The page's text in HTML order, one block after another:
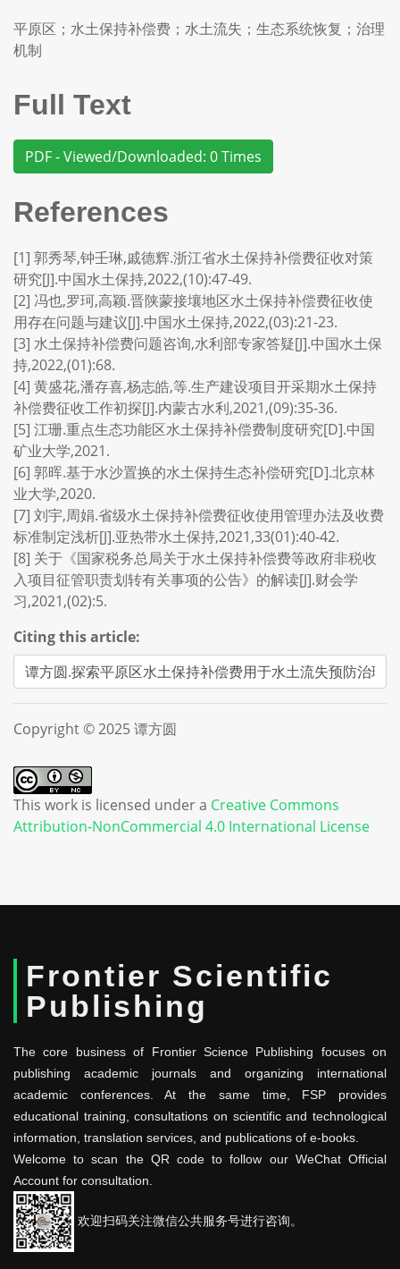
平原区；水土保持补偿费；水土流失；生态系统恢复；治理
机制
Full Text
PDF - Viewed/Downloaded: 0 Times
References
[1] 郭秀琴,钟壬琳,戚德辉.浙江省水土保持补偿费征收对策
研究[J].中国水土保持,2022,(10):47-49.
[2] 冯也,罗珂,高颖.晋陕蒙接壤地区水土保持补偿费征收使
用存在问题与建议[J].中国水土保持,2022,(03):21-23.
[3] 水土保持补偿费问题咨询,水利部专家答疑[J].中国水土保
持,2022,(01):68.
[4] 黄盛花,潘存喜,杨志皓,等.生产建设项目开采期水土保持
补偿费征收工作初探[J].内蒙古水利,2021,(09):35-36.
[5] 江珊.重点生态功能区水土保持补偿费制度研究[D].中国
矿业大学,2021.
[6] 郭晖.基于水沙置换的水土保持生态补偿研究[D].北京林
业大学,2020.
[7] 刘宇,周娟.省级水土保持补偿费征收使用管理办法及收费
标准制定浅析[J].亚热带水土保持,2021,33(01):40-42.
[8] 关于《国家税务总局关于水土保持补偿费等政府非税收
入项目征管职责划转有关事项的公告》的解读[J].财会学
习,2021,(02):5.
Citing this article:
Copyright © 2025 谭方圆
This work is licensed under a Creative Commons
Attribution-NonCommercial 4.0 International License
Frontier Scientific
Publishing
The core business of Frontier Science Publishing focuses on
publishing academic journals and organizing international
academic conferences. At the same time, FSP provides
educational training, consultations on scientific and technological
information, translation services, and publications of e-books.
Welcome to scan the QR code to follow our WeChat Official
Account for consultation.
欢迎扫码关注微信公共服务号进行咨询。